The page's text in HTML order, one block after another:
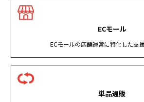
ECモール
ECモールの店舗運営に特化した支
単品通販